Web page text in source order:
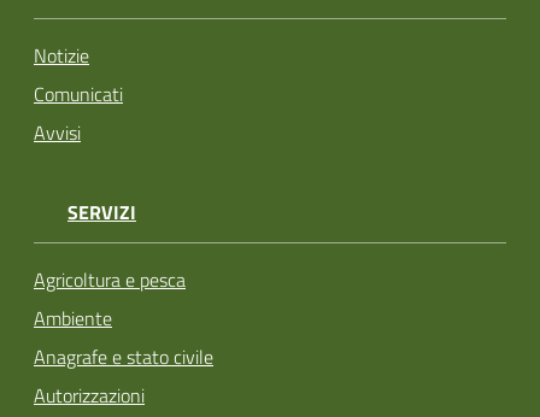
Notizie
Comunicati
Avvisi
SERVIZI
Agricoltura e pesca
Ambiente
Anagrafe e stato civile
Autorizzazioni